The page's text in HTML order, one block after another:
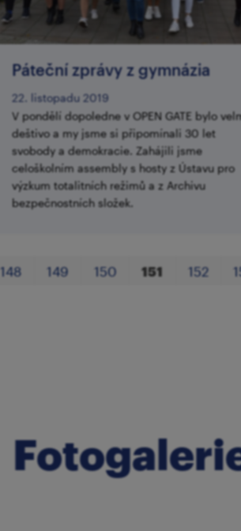
Páteční zprávy z gymnázia
22. listopadu 2019
V pondělí dopoledne v OPEN GATE bylo
deštivo a my jsme si připomínali 30 let
svobody a demokracie. Zahájili jsme
celoškolním assembly s hosty z Ústavu pro
výzkum totalitních režimů a z Archivu
bezpečnostních složek.
148 149 150 151 152